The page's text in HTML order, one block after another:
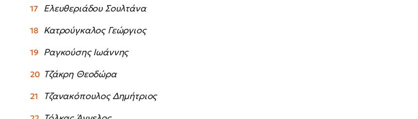
Ελευθεριάδου Σουλτάνα
Κατρούγκαλος Γεώργιος
Ραγκούσης Ιωάννης
Τζάκρη Θεοδώρα
Τζανακόπουλος Δημήτριος